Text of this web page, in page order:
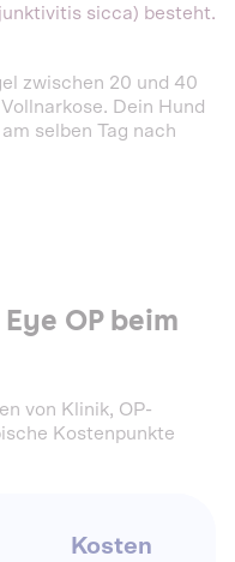
sicca) besteht.
zwischen 20 und 40
Dein Hund
selben Tag nach
OP beim
von Klinik, OP-
Kostenpunkte
Kosten